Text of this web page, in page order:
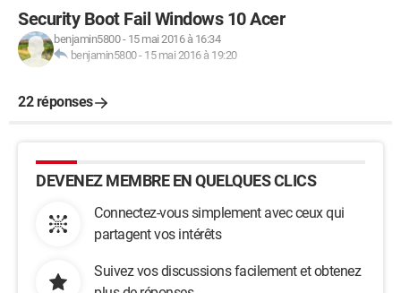
Security Boot Fail Windows 10 Acer
benjamin5800- 15 mai 2016 à 16:34
benjamin5800- 15 mai 2016 à 19:20
22 réponses
DEVENEZ MEMBRE EN QUELQUES CLICS
Connectez-vous simplement avec ceux qui
partagent vos intérêts
Suivez vos discussions facilement et obtenez